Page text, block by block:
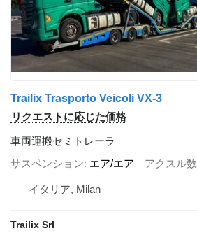
Trailix Trasporto Veicoli VX-3
リクエストに応じた価格
車両運搬セミトレーラ
サスペンション エア/エア アクスル数
イタリア, Milan
Trailix Srl